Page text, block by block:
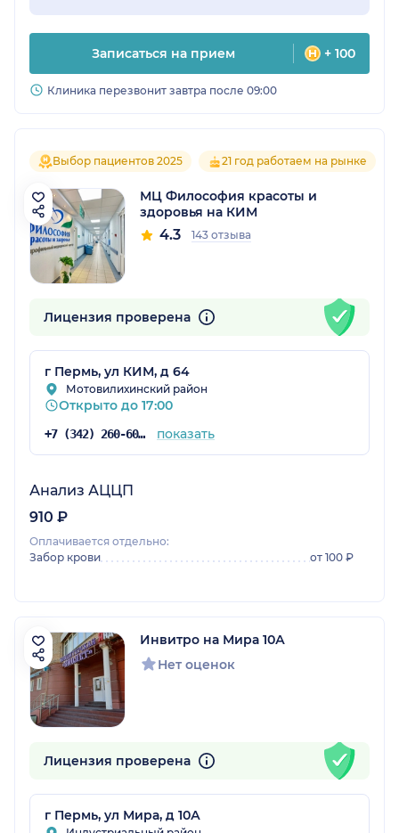
Записаться на прием + 100
Клиника перезвонит завтра после 09:00
Выбор пациентов 2025 21 год работаем на рынке
МЦ Философия красоты и
здоровья на КИМ
4.3 143 отзыва
Лицензия проверена
г Пермь, ул КИМ, д 64
Мотовилихинский район
Открыто до 17:00
+7 (342) 260-60-60 показать
Анализ АЦЦП
910 ₽
Оплачивается отдельно:
Забор крови
от 100 ₽
Инвитро на Мира 10А
Нет оценок
Лицензия проверена
г Пермь, ул Мира, д 10А